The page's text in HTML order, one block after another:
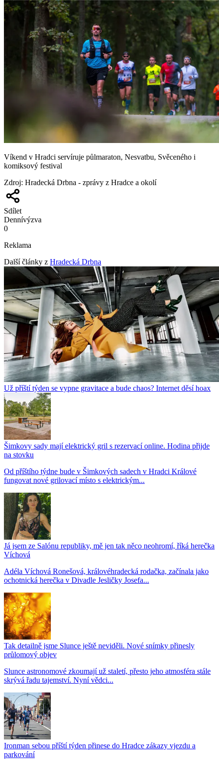
Víkend v Hradci servíruje půlmaraton, Nesvatbu, Svěceného i
komiksový festival
Zdroj: Hradecká Drbna - zprávy z Hradce a okolí
Sdílet
Dennívýzva
0
Reklama
Další články z Hradecká Drbna
Už příští týden se vypne gravitace a bude chaos? Internet děsí hoax
Šimkovy sady mají elektrický gril s rezervací online. Hodina přijde
na stovku
Od příštího týdne bude v Šimkových sadech v Hradci Králové
fungovat nové grilovací místo s elektrickým...
Já jsem ze Salónu republiky, mě jen tak něco neohromí, říká herečka
Víchová
Adéla Víchová Ronešová, královéhradecká rodačka, začínala jako
ochotnická herečka v Divadle Jesličky Josefa...
Tak detailně jsme Slunce ještě neviděli. Nové snímky přinesly
průlomový objev
Slunce astronomové zkoumají už staletí, přesto jeho atmosféra stále
skrývá řadu tajemství. Nyní vědci...
Ironman sebou příští týden přinese do Hradce zákazy vjezdu a
parkování